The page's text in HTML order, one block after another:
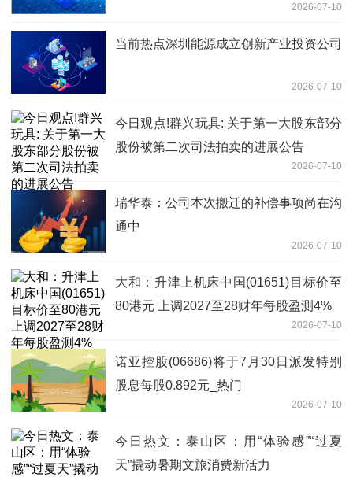
2026-07-10
当前热点深圳能源成立创新产业投资公司
2026-07-10
今日观点!群兴玩具: 关于第一大股东部分
股份被第二次司法拍卖的进展公告
2026-07-10
瑞华泰：公司本次搬迁的补偿事项尚在沟
通中
2026-07-10
大和：升津上机床中国(01651)目标价至
80港元 上调2027至28财年每股盈测4%
2026-07-10
诺亚控股(06686)将于7月30日派发特别
股息每股0.892元_热门
2026-07-10
今日热文：泰山区：用“体验感”“过夏
天”撬动暑期文旅消费新活力